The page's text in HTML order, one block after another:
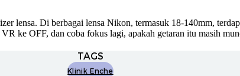
lensa. Di berbagai lensa Nikon, termasuk 18-140mm,
ke OFF, dan coba fokus lagi, apakah getaran itu masih
TAGS
Klinik Enche